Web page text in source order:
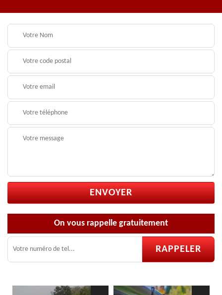
On vous rappelle gratuitement